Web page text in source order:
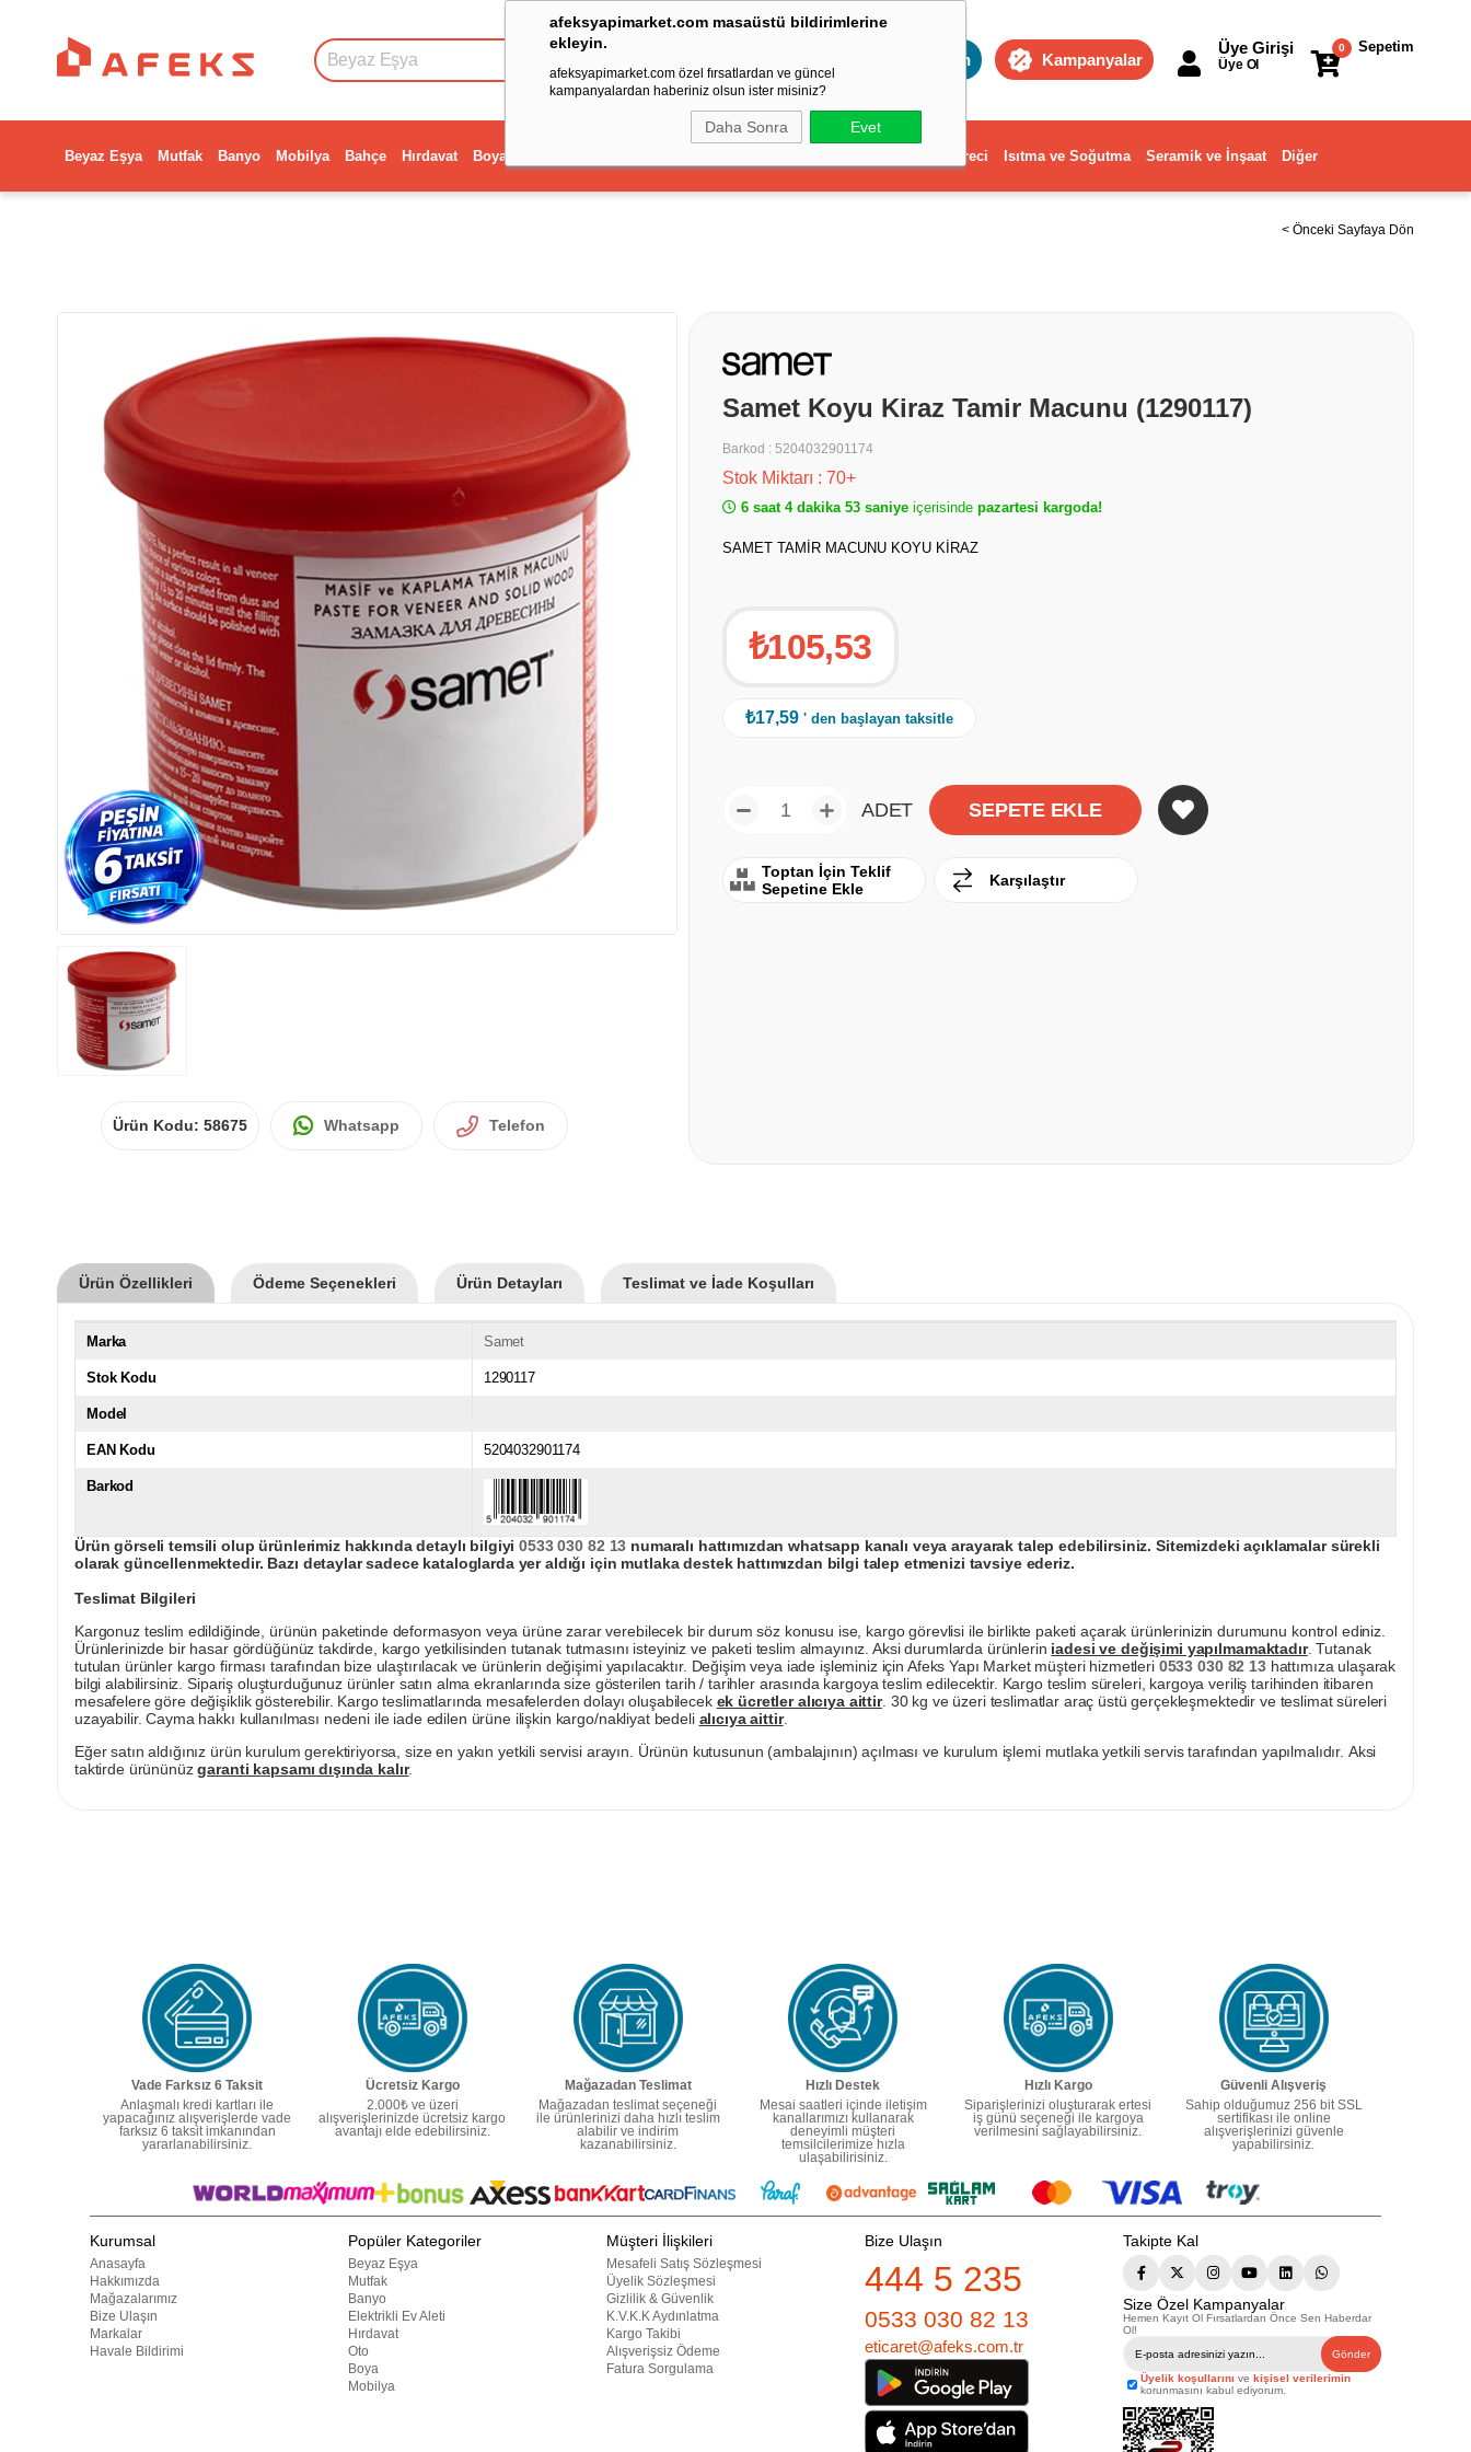
afeksyapimarket.com masaüstü bildirimlerine
ekleyin.
afeksyapimarket.com özel fırsatlardan ve güncel
kampanyalardan haberiniz olsun ister misiniz?
Daha Sonra Evet
Toptan Kampanyalar
Sepetim
0
Üye Girişi
Üye Ol
Beyaz Eşya Mutfak Banyo Mobilya Bahçe Hırdavat Boya Dekorasyon ve Ev Gereci Isıtma ve Soğutma Seramik ve İnşaat Diğer
< Önceki Sayfaya Dön
Ürün Kodu: 58675 Whatsapp Telefon
Samet Koyu Kiraz Tamir Macunu (1290117)
Barkod : 5204032901174
Stok Miktarı : 70+
6 saat 4 dakika 53 saniye içerisinde pazartesi kargoda!
SAMET TAMİR MACUNU KOYU KİRAZ
₺105,53
₺17,59 ' den başlayan taksitle
ADET
Toptan İçin Teklif
Sepetine Ekle
Karşılaştır
Ürün Özellikleri Ödeme Seçenekleri Ürün Detayları Teslimat ve İade Koşulları
Marka Samet
Stok Kodu 1290117
Model
EAN Kodu 5204032901174
Barkod
Ürün görseli temsili olup ürünlerimiz hakkında detaylı bilgiyi0533 030 82 13 numaralı hattımızdan whatsapp kanalı veya arayarak talep edebilirsiniz. Sitemizdeki açıklamalar sürekli
olarak güncellenmektedir. Bazı detaylar sadece kataloglarda yer aldığı için mutlaka destek hattımızdan bilgi talep etmenizi tavsiye ederiz.
Teslimat Bilgileri
Kargonuz teslim edildiğinde, ürünün paketinde deformasyon veya ürüne zarar verebilecek bir durum söz konusu ise, kargo görevlisi ile birlikte paketi açarak ürünlerinizin durumunu kontrol ediniz.
Ürünlerinizde bir hasar gördüğünüz takdirde, kargo yetkilisinden tutanak tutmasını isteyiniz ve paketi teslim almayınız. Aksi durumlarda ürünlerin iadesi ve değişimi yapılmamaktadır. Tutanak
tutulan ürünler kargo firması tarafından bize ulaştırılacak ve ürünlerin değişimi yapılacaktır. Değişim veya iade işleminiz için Afeks Yapı Market müşteri hizmetleri 0533 030 82 13hattımıza ulaşarak
bilgi alabilirsiniz. Sipariş oluşturduğunuz ürünler satın alma ekranlarında size gösterilen tarih / tarihler arasında kargoya teslim edilecektir. Kargo teslim süreleri, kargoya veriliş tarihinden itibaren
mesafelere göre değişiklik gösterebilir. Kargo teslimatlarında mesafelerden dolayı oluşabilecek ek ücretler alıcıya aittir. 30 kg ve üzeri teslimatlar araç üstü gerçekleşmektedir ve teslimat süreleri
uzayabilir. Cayma hakkı kullanılması nedeni ile iade edilen ürüne ilişkin kargo/nakliyat bedeli alıcıya aittir.
Eğer satın aldığınız ürün kurulum gerektiriyorsa, size en yakın yetkili servisi arayın. Ürünün kutusunun (ambalajının) açılması ve kurulum işlemi mutlaka yetkili servis tarafından yapılmalıdır. Aksi
taktirde ürününüzgaranti kapsamı dışında kalır.
Vade Farksız 6 Taksit
Anlaşmalı kredi kartları ile
yapacağınız alışverişlerde vade
farksız 6 taksit imkanından
yararlanabilirsiniz.
Ücretsiz Kargo
2.000₺ ve üzeri
alışverişlerinizde ücretsiz kargo
avantajı elde edebilirsiniz.
Mağazadan Teslimat
Mağazadan teslimat seçeneği
ile ürünlerinizi daha hızlı teslim
alabilir ve indirim
kazanabilirsiniz.
Hızlı Destek
Mesai saatleri içinde iletişim
kanallarımızı kullanarak
deneyimli müşteri
temsilcilerimize hızla
ulaşabilirisiniz.
Hızlı Kargo
Siparişlerinizi oluşturarak ertesi
iş günü seçeneği ile kargoya
verilmesini sağlayabilirsiniz.
Güvenli Alışveriş
Sahip olduğumuz 256 bit SSL
sertifikası ile online
alışverişlerinizi güvenle
yapabilirsiniz.
Kurumsal
Anasayfa
Hakkımızda
Mağazalarımız
Bize Ulaşın
Markalar
Havale Bildirimi
Popüler Kategoriler
Beyaz Eşya
Mutfak
Banyo
Elektrikli Ev Aleti
Hırdavat
Oto
Boya
Mobilya
Müşteri İlişkileri
Mesafeli Satış Sözleşmesi
Üyelik Sözleşmesi
Gizlilik & Güvenlik
K.V.K.K Aydınlatma
Kargo Takibi
Alışverişsiz Ödeme
Fatura Sorgulama
Bize Ulaşın
444 5 235
0533 030 82 13
eticaret@afeks.com.tr
Takipte Kal
Size Özel Kampanyalar
Hemen Kayıt Ol Fırsatlardan Önce Sen Haberdar
Ol!
Gönder
Üyelik koşullarını ve kişisel verilerimin
korunmasını kabul ediyorum.